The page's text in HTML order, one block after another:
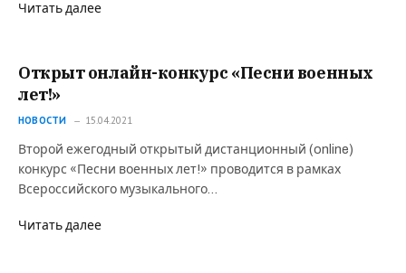
Читать далее
Открыт онлайн-конкурс «Песни военных
лет!»
НОВОСТИ 15.04.2021
Второй ежегодный открытый дистанционный (online)
конкурс «Песни военных лет!» проводится в рамках
Всероссийского музыкального…
Читать далее